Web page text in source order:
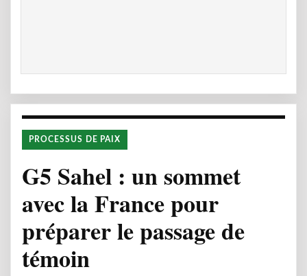
PROCESSUS DE PAIX
G5 Sahel : un sommet
avec la France pour
préparer le passage de
témoin